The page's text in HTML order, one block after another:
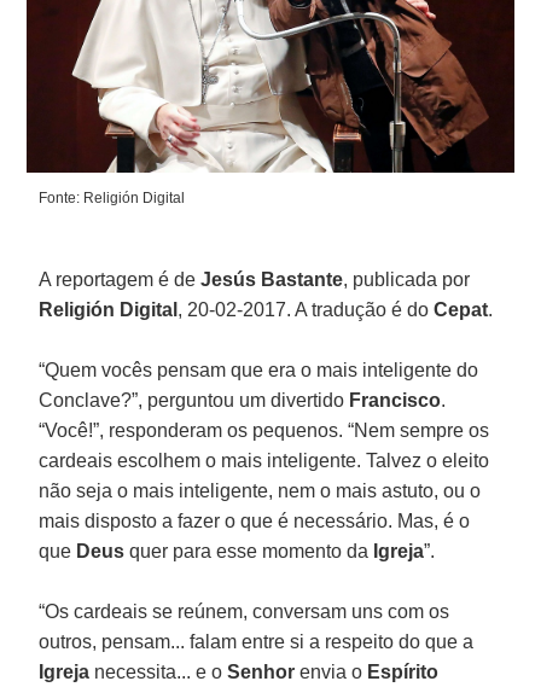
Fonte: Religión Digital
A reportagem é deJesús Bastante, publicada por
Religión Digital , 20-02-2017. A tradução é doCepat.
“Quem vocês pensam que era o mais inteligente do
Conclave?”, perguntou um divertido Francisco.
“Você!”, responderam os pequenos. “Nem sempre os
cardeais escolhem o mais inteligente. Talvez o eleito
não seja o mais inteligente, nem o mais astuto, ou o
mais disposto a fazer o que é necessário. Mas, é o
que Deus quer para esse momento da Igreja”.
“Os cardeais se reúnem, conversam uns com os
outros, pensam... falam entre si a respeito do que a
Igreja necessita... e oSenhor envia o Espírito